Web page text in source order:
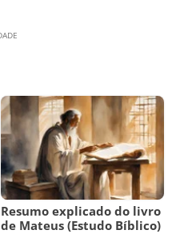
Resumo explicado do livro
de Mateus (Estudo Bíblico)